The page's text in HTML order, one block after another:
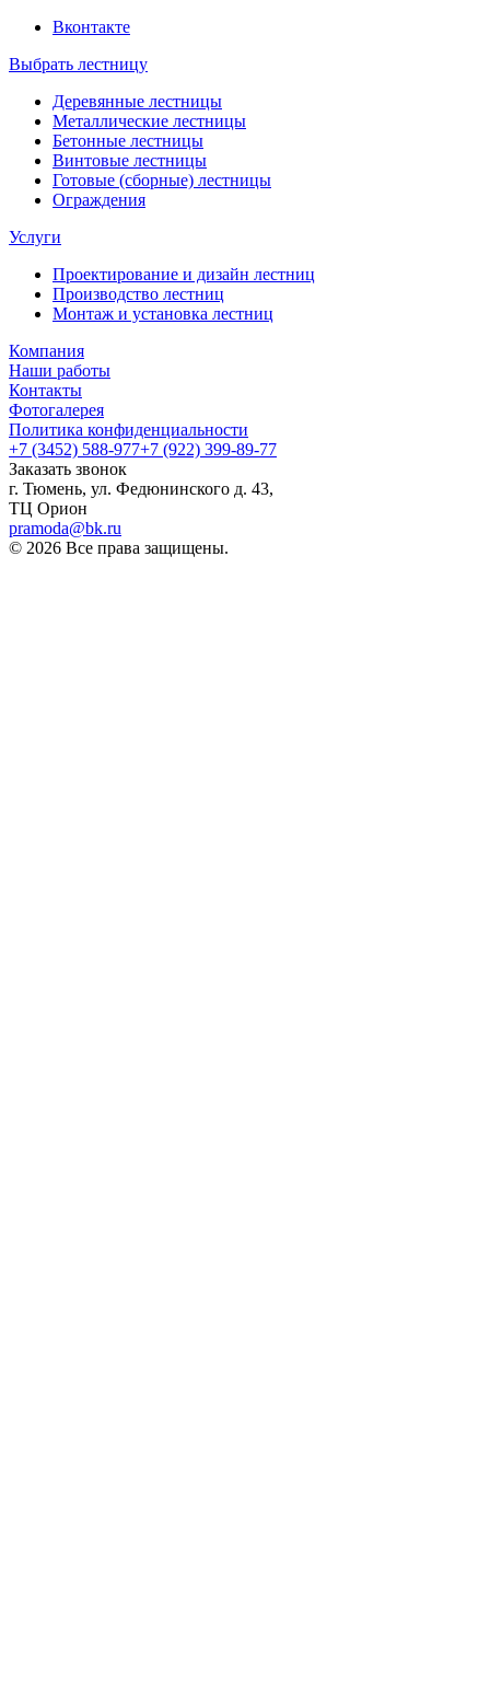
Вконтакте
Выбрать лестницу
Деревянные лестницы
Металлические лестницы
Бетонные лестницы
Винтовые лестницы
Готовые (сборные) лестницы
Ограждения
Услуги
Проектирование и дизайн лестниц
Производство лестниц
Монтаж и установка лестниц
Компания
Наши работы
Контакты
Фотогалерея
Политика конфиденциальности
+7 (3452) 588-977+7 (922) 399-89-77
Заказать звонок
г. Тюмень, ул. Федюнинского д. 43,
ТЦ Орион
pramoda@bk.ru
© 2026 Все права защищены.